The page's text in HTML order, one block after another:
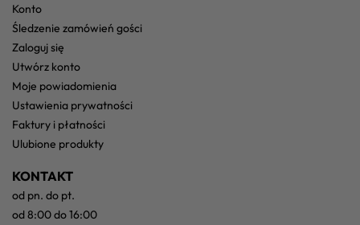
konto
śledzenie zamówień gości
zaloguj się
utwórz konto
moje powiadomienia
ustawienia prywatności
faktury i płatności
ulubione produkty
KONTAKT
od pn. do pt.
od 8:00 do 16:00